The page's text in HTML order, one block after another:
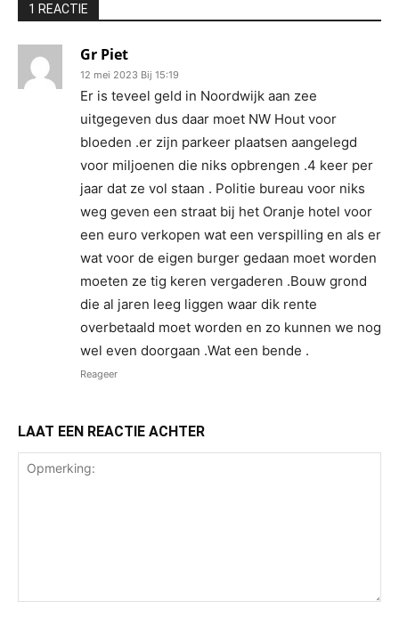
1 REACTIE
Gr Piet
12 mei 2023 Bij 15:19
Er is teveel geld in Noordwijk aan zee
uitgegeven dus daar moet NW Hout voor
bloeden .er zijn parkeer plaatsen aangelegd
voor miljoenen die niks opbrengen .4 keer per
jaar dat ze vol staan . Politie bureau voor niks
weg geven een straat bij het Oranje hotel voor
een euro verkopen wat een verspilling en als er
wat voor de eigen burger gedaan moet worden
moeten ze tig keren vergaderen .Bouw grond
die al jaren leeg liggen waar dik rente
overbetaald moet worden en zo kunnen we nog
wel even doorgaan .Wat een bende .
Reageer
LAAT EEN REACTIE ACHTER